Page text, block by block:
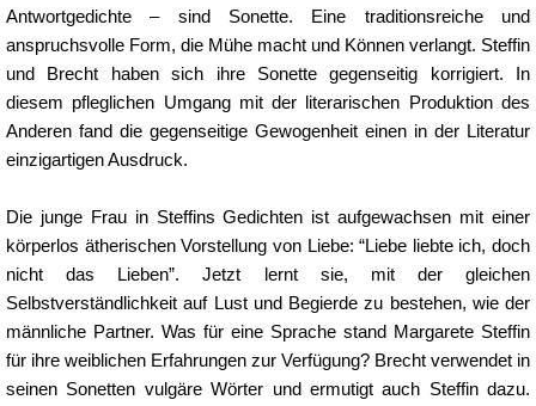
Antwortgedichte – sind Sonette. Eine traditionsreiche und
anspruchsvolle Form, die Mühe macht und Können verlangt. Steffin
und Brecht haben sich ihre Sonette gegenseitig korrigiert. In
diesem pfleglichen Umgang mit der literarischen Produktion des
Anderen fand die gegenseitige Gewogenheit einen in der Literatur
einzigartigen Ausdruck.
Die junge Frau in Steffins Gedichten ist aufgewachsen mit einer
körperlos ätherischen Vorstellung von Liebe: “Liebe liebte ich, doch
nicht das Lieben”. Jetzt lernt sie, mit der gleichen
Selbstverständlichkeit auf Lust und Begierde zu bestehen, wie der
männliche Partner. Was für eine Sprache stand Margarete Steffin
für ihre weiblichen Erfahrungen zur Verfügung? Brecht verwendet in
seinen Sonetten vulgäre Wörter und ermutigt auch Steffin dazu.